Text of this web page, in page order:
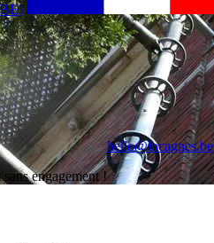
hello@locagnes.be
engagement !